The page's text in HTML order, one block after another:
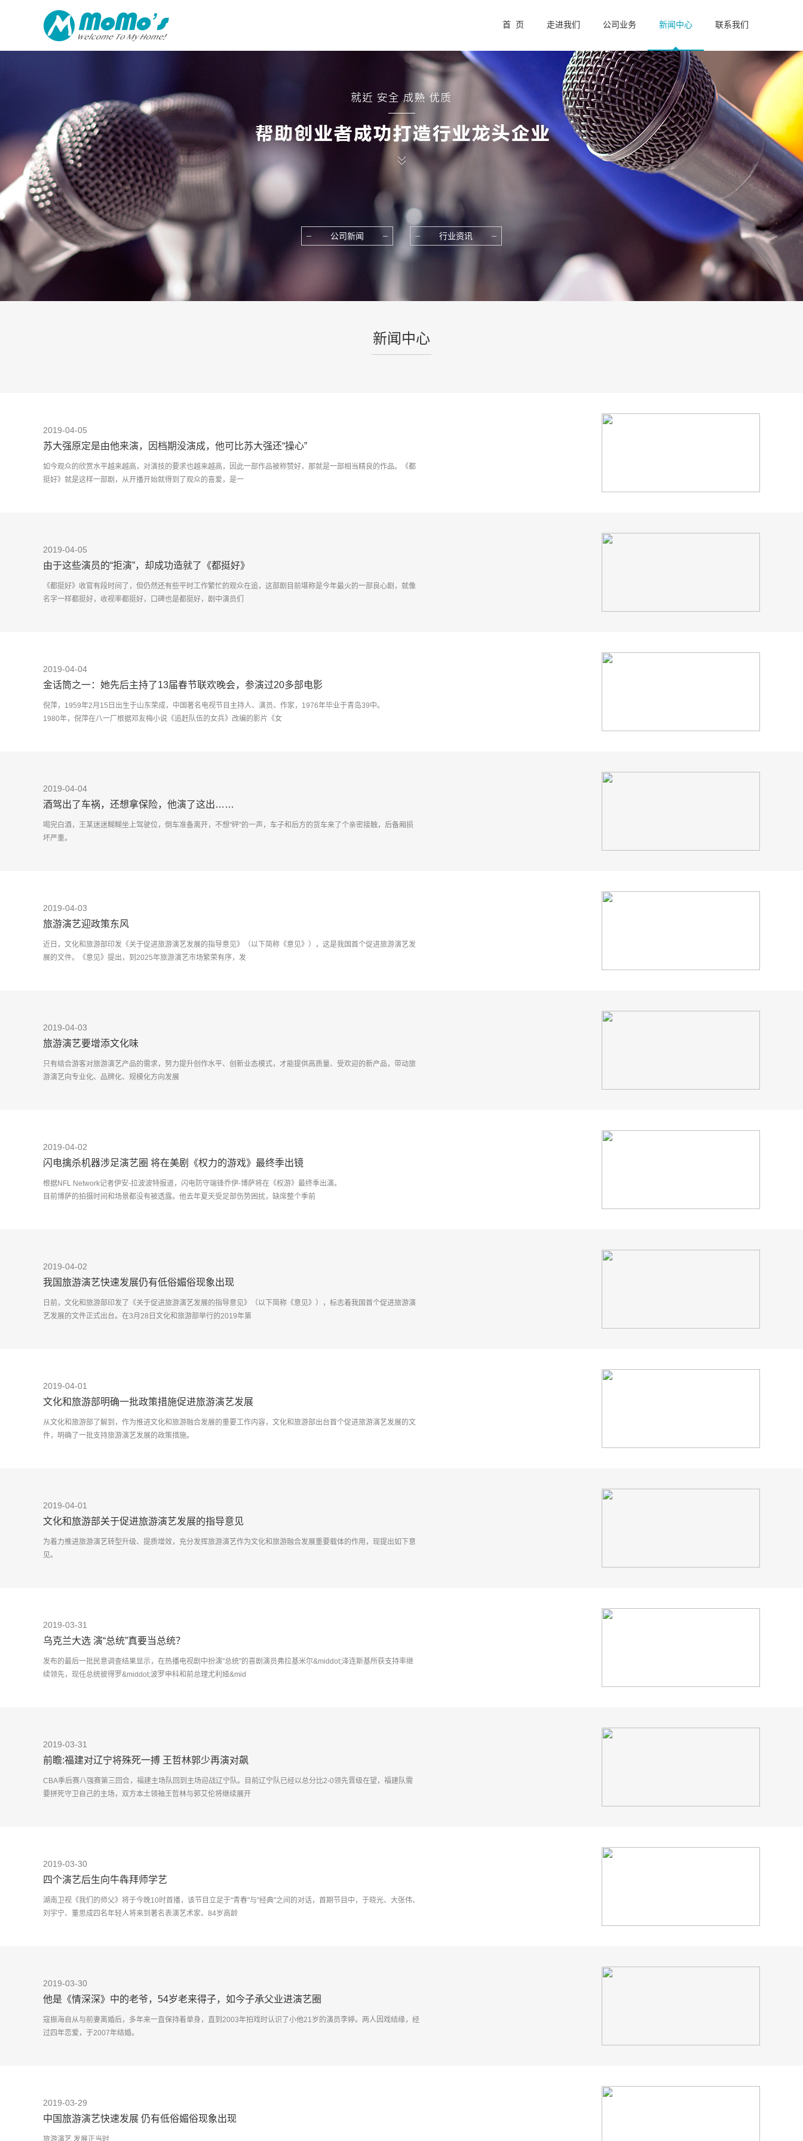
首 页 走进我们 公司业务 新闻中心 联系我们
公司新闻 行业资讯
新闻中心
2019-04-05
苏大强原定是由他来演，因档期没演成，他可比苏大强还“操心”
如今观众的欣赏水平越来越高，对演技的要求也越来越高，因此一部作品被称赞好，那就是一部相当精良的作品。《都
挺好》就是这样一部剧，从开播开始就得到了观众的喜爱，是一
2019-04-05
由于这些演员的“拒演”，却成功造就了《都挺好》
《都挺好》收官有段时间了，但仍然还有些平时工作繁忙的观众在追，这部剧目前堪称是今年最火的一部良心剧，就像
名字一样都挺好，收视率都挺好，口碑也是都挺好，剧中演员们
2019-04-04
金话筒之一：她先后主持了13届春节联欢晚会，参演过20多部电影
倪萍，1959年2月15日出生于山东荣成，中国著名电视节目主持人、演员、作家，1976年毕业于青岛39中。
1980年，倪萍在八一厂根据邓友梅小说《追赶队伍的女兵》改编的影片《女
2019-04-04
酒驾出了车祸，还想拿保险，他演了这出……
喝完白酒，王某迷迷糊糊坐上驾驶位，倒车准备离开，不想"砰"的一声，车子和后方的货车来了个亲密接触，后备厢损
坏严重。
2019-04-03
旅游演艺迎政策东风
近日，文化和旅游部印发《关于促进旅游演艺发展的指导意见》（以下简称《意见》），这是我国首个促进旅游演艺发
展的文件。《意见》提出，到2025年旅游演艺市场繁荣有序，发
2019-04-03
旅游演艺要增添文化味
只有结合游客对旅游演艺产品的需求，努力提升创作水平、创新业态模式，才能提供高质量、受欢迎的新产品，带动旅
游演艺向专业化、品牌化、规模化方向发展
2019-04-02
闪电擒杀机器涉足演艺圈 将在美剧《权力的游戏》最终季出镜
根据NFL Network记者伊安-拉波波特报道，闪电防守端锋乔伊-博萨将在《权游》最终季出演。
目前博萨的拍摄时间和场景都没有被透露。他去年夏天受足部伤势困扰，缺席整个季前
2019-04-02
我国旅游演艺快速发展仍有低俗媚俗现象出现
日前，文化和旅游部印发了《关于促进旅游演艺发展的指导意见》（以下简称《意见》），标志着我国首个促进旅游演
艺发展的文件正式出台。在3月28日文化和旅游部举行的2019年第
2019-04-01
文化和旅游部明确一批政策措施促进旅游演艺发展
从文化和旅游部了解到，作为推进文化和旅游融合发展的重要工作内容，文化和旅游部出台首个促进旅游演艺发展的文
件，明确了一批支持旅游演艺发展的政策措施。
2019-04-01
文化和旅游部关于促进旅游演艺发展的指导意见
为着力推进旅游演艺转型升级、提质增效，充分发挥旅游演艺作为文化和旅游融合发展重要载体的作用，现提出如下意
见。
2019-03-31
乌克兰大选 演“总统”真要当总统？
发布的最后一批民意调查结果显示，在热播电视剧中扮演"总统"的喜剧演员弗拉基米尔&middot;泽连斯基所获支持率继
续领先，现任总统彼得罗&middot;波罗申科和前总理尤利娅&mid
2019-03-31
前瞻:福建对辽宁将殊死一搏 王哲林郭少再演对飙
CBA季后赛八强赛第三回合，福建主场队回到主场迎战辽宁队。目前辽宁队已经以总分比2-0领先晋级在望，福建队需
要拼死守卫自己的主场，双方本土领袖王哲林与郭艾伦将继续展开
2019-03-30
四个演艺后生向牛犇拜师学艺
湖南卫视《我们的师父》将于今晚10时首播，该节目立足于"青春"与"经典"之间的对话，首期节目中，于晓光、大张伟、
刘宇宁、董思成四名年轻人将来到著名表演艺术家、84岁高龄
2019-03-30
他是《情深深》中的老爷，54岁老来得子，如今子承父业进演艺圈
寇振海自从与前妻离婚后，多年来一直保持着单身，直到2003年拍戏时认识了小他21岁的演员李婷。两人因戏结缘，经
过四年恋爱，于2007年结婚。
2019-03-29
中国旅游演艺快速发展 仍有低俗媚俗现象出现
旅游演艺 发展正当时